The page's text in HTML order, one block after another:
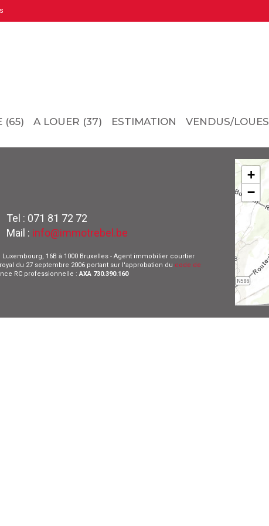
(65) A LOUER (37) ESTIMATION VENDUS/LOUES
Tel : 071 81 72 72
Mail : info@immotrebel.be
16B à 1000 Bruxelles - Agent immobilier courtier
du 27 septembre 2006 portant sur l'approbation du code de
RC professionnelle :AXA 730.390.160
+
−